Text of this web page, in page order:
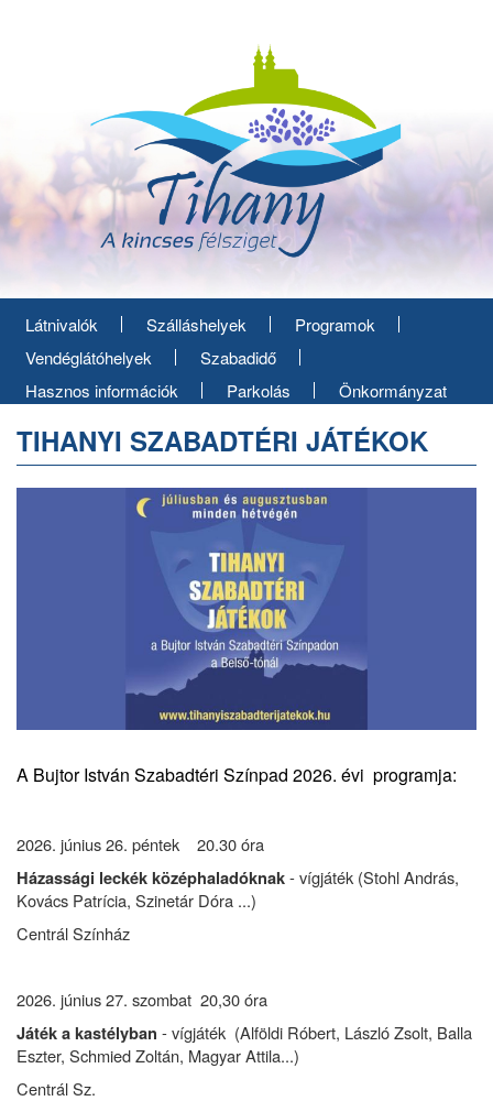
Látnivalók Szálláshelyek
Programok
Vendéglátóhelyek
Szabadidő
Hasznos információk
Parkolás Önkormányzat
TIHANYI SZABADTÉRI JÁTÉKOK
A Bujtor István Szabadtéri Színpad 2026. évi programja:
2026. június 26. péntek 20.30 óra
Házassági leckék középhaladóknak- vígjáték (Stohl András,
Kovács Patrícia, Szinetár Dóra ...)
Centrál Színház
2026. június 27. szombat 20,30 óra
Játék a kastélyban - vígjáték (Alföldi Róbert, László Zsolt, Balla
Eszter, Schmied Zoltán, Magyar Attila...)
Centrál Sz.